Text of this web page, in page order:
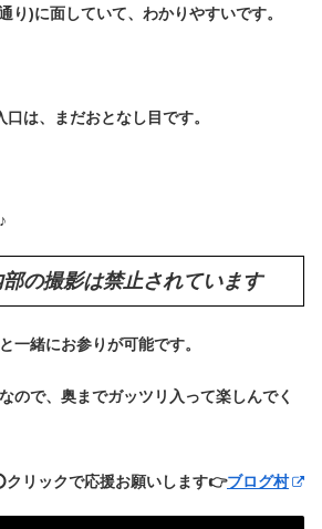
)に面していて、わかりやすいです。
は、まだおとなし目です。
部の撮影は禁止されています
一緒にお参りが可能です。
ので、奥までガッツリ入って楽しんでく
クリックで応援お願いします👉ブログ村